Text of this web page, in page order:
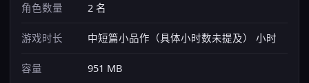
角色数量 2 名
游戏时长 中短篇小品作（具体小时数未提及） 小时
容量 951 MB